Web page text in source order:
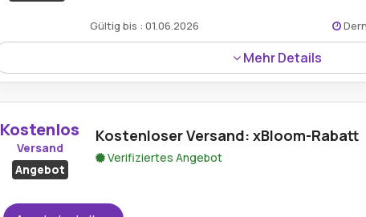
Gültig bis : 01.06.2026
Mehr Details
Mindestkaufbetrag:
Berechtigung:
Art des Angebots:
Kostenlos
Versand
Angebot
Kostenloser Versand: xBloom-Rabatt
Verifiziertes Angebot